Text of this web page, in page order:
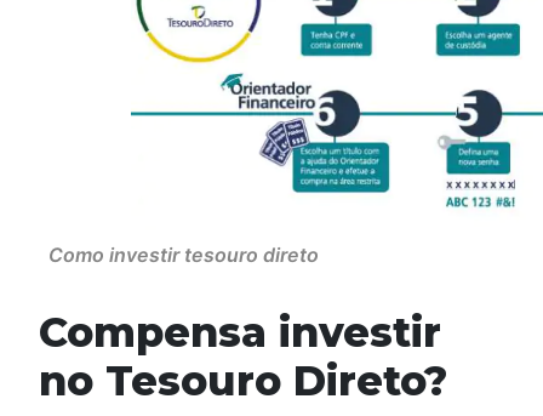
Como investir tesouro direto
Compensa investir
no Tesouro Direto?